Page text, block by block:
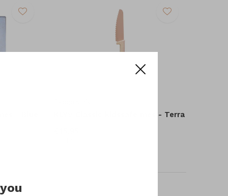
KLYV Classic kidssafe mes - Terra